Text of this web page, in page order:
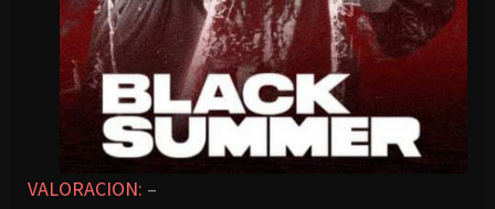
VALORACION: –